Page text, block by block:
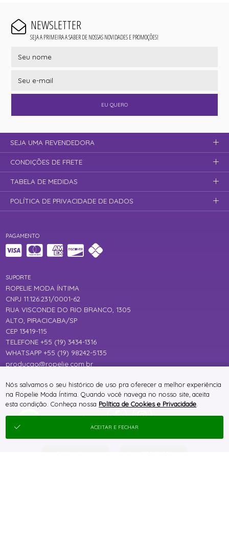
NEWSLETTER
SEJA A PRIMEIRA A SABER DE NOSSAS NOVIDADES E PROMOÇÕES!
EU QUERO
PAGAMENTO
SUPORTE
ROPELIE MODA ÍNTIMA
CNPJ 11.126.231/0001-62
RUA VISCONDE DO RIO BRANCO, 1305
ALTO, PIRACICABA/SP
CEP 13419-115
TELEFONE +55 (19) 3434-1316
WHATSAPP +55 (19) 98242-5135
producao@ropelie.com.br
SEJA UMA REVENDEDORA
CONDIÇÕES DE FRETE
TABELA DE MEDIDAS
POLÍTICA DE PRIVACIDADE DE DADOS
Nós salvamos o seu histórico de uso pra oferecer a melhor experiência
na Ropelie Moda Íntima. Quando você navega no nosso site, aceita
esta condição. Conheça nossa Política de Cookies e Privacidade
ACEITAR E FECHAR